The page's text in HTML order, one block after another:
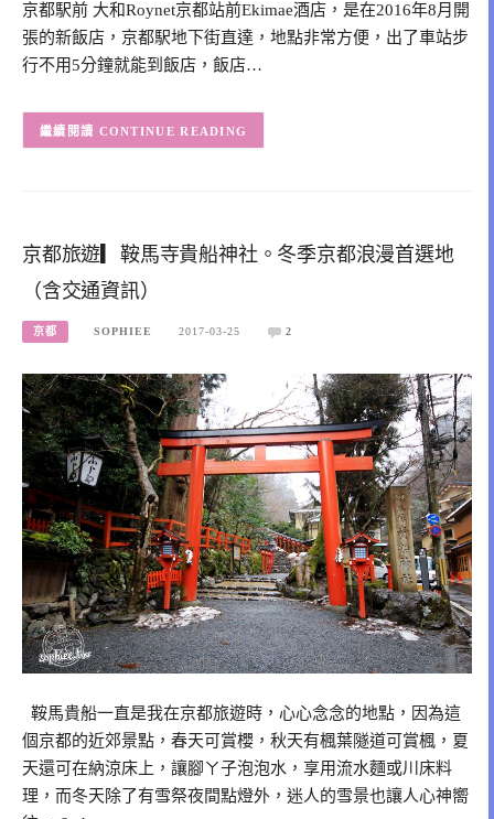
京都駅前 大和Roynet京都站前Ekimae酒店，是在2016年8月開
張的新飯店，京都駅地下街直達，地點非常方便，出了車站步
行不用5分鐘就能到飯店，飯店…
CONTINUE READING
京都旅遊▎鞍馬寺貴船神社。冬季京都浪漫首選地
（含交通資訊）
京都 SOPHIEE 2017-03-25 2
鞍馬貴船一直是我在京都旅遊時，心心念念的地點，因為這
個京都的近郊景點，春天可賞櫻，秋天有楓葉隧道可賞楓，夏
天還可在納涼床上，讓腳ㄚ子泡泡水，享用流水麵或川床料
理，而冬天除了有雪祭夜間點燈外，迷人的雪景也讓人心神嚮